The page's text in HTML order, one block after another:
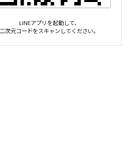
LINEアプリを起動して、
二次元コードをスキャンしてください。